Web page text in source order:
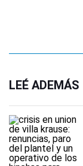
LEÉ ADEMÁS